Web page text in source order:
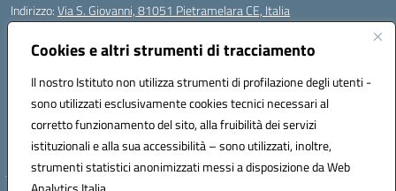
Cookies e altri strumenti di tracciamento
Il nostro Istituto non utilizza strumenti di profilazione degli utenti -
sono utilizzati esclusivamente cookies tecnici necessari al
corretto funzionamento del sito, alla fruibilità dei servizi
istituzionali e alla sua accessibilità – sono utilizzati, inoltre,
strumenti statistici anonimizzati messi a disposizione da Web
Indirizzo:Via S. Giovanni, 81051 Pietramelara CE, Italia
Centralino:
Posta elettronica certificata (PEC):CEIC8AB009@pec.istruzione.it
Codice fiscale: 80010130617
Codice meccanografico:CEIC8AB009
Codice Indice delle Pubbliche Amministrazioni (IPA): istsc_CEIC8AB009
Codice unico di fatturazione (CUF): UFZ8KN